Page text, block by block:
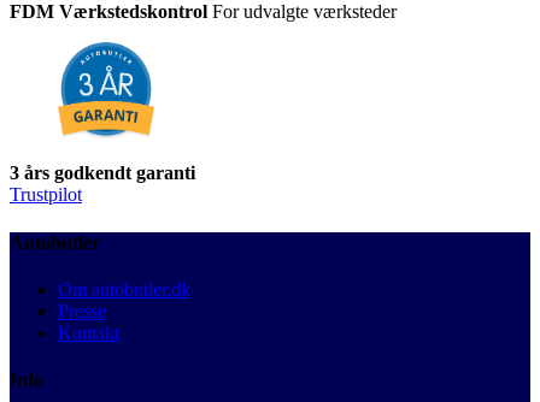
FDM Værkstedskontrol For udvalgte værksteder
3 års godkendt garanti
Trustpilot
Autobutler
Om autobutler.dk
Presse
Kontakt
Info